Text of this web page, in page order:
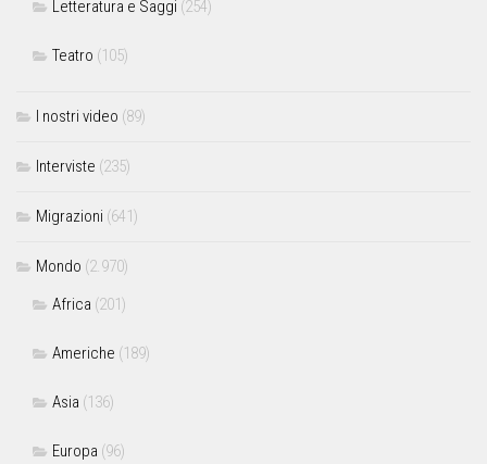
Letteratura e Saggi (254)
Teatro (105)
I nostri video (89)
Interviste (235)
Migrazioni (641)
Mondo (2.970)
Africa (201)
Americhe (189)
Asia (136)
Europa (96)